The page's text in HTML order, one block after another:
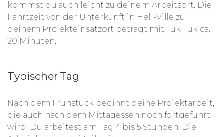
kommst du auch leicht zu deinem Arbeitsort. Die
Fahrtzeit von der Unterkunft in Hell-Ville zu
deinem Projekteinsatzort beträgt mit Tuk Tuk ca.
20 Minuten.
Typischer Tag
Nach dem Frühstück beginnt deine Projektarbeit,
die auch nach dem Mittagessen noch fortgeführt
wird. Du arbeitest am Tag 4 bis 5 Stunden. Die